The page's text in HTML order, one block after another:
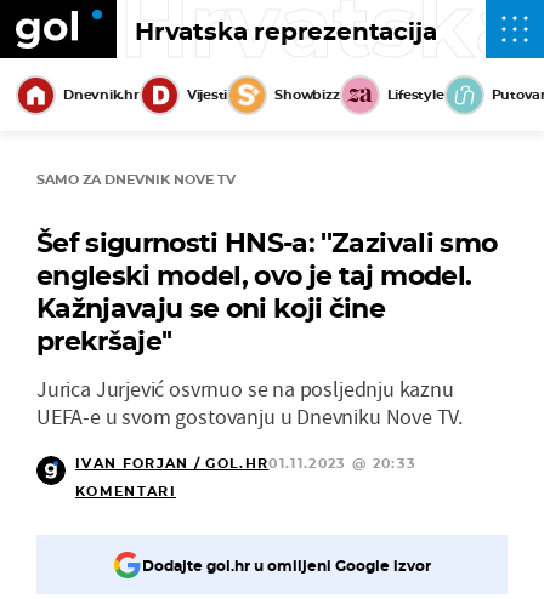
Hrvatska reprezentacija
Dnevnik.hr Vijesti Showbizz Lifestyle
SAMO ZA DNEVNIK NOVE TV
Šef sigurnosti HNS-a: ''Zazivali smo
engleski model, ovo je taj model.
Kažnjavaju se oni koji čine
prekršaje''
Jurica Jurjević osvrnuo se na posljednju kaznu
UEFA-e u svom gostovanju u Dnevniku Nove TV.
IVAN FORJAN / GOL.HR01.11.2023 @ 20:33
KOMENTARI
Dodajte gol.hr u omiljeni Google izvor